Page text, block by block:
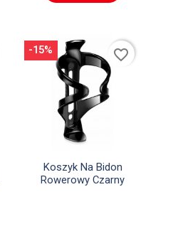
Szybki podgląd
Koszyk Na Bidon
Rowerowy Czarny
-15% favorite_border